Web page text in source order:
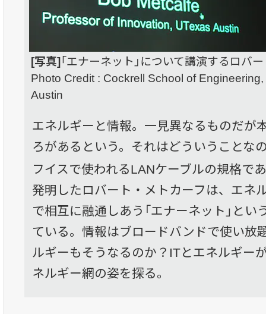
[写真] 「エナーネット」について講演するロバ
Photo Credit : Cockrell School of
Austin
エネルギーと情報。一見異なるものだが
ろがあるという。それはどういうことな
フイスで使われるLANケーブルの規格で
発明したロバート・メトカーフは、エネ
で相互に融通しあう「エナーネット」と
ている。情報はブロードバンドで使い放
ルギーもそうなるのか？ITとエネルギー
ネルギー網の姿を探る。